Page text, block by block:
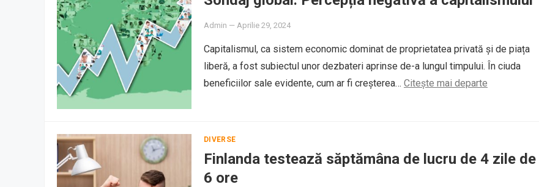
Admin — Aprilie 29, 2024
Capitalismul, ca sistem economic dominat de proprietatea privată și de piața
liberă, a fost subiectul unor dezbateri aprinse de-a lungul timpului. În ciuda
beneficiilor sale evidente, cum ar fi creșterea… Citește mai departe
DIVERSE
Finlanda testează săptămâna de lucru de 4 zile de
6 ore